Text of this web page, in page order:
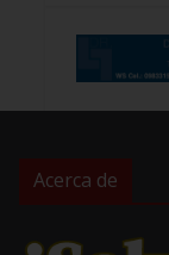
Acerca de